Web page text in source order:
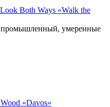
Both Ways «Walk the
промышленный, умеренные